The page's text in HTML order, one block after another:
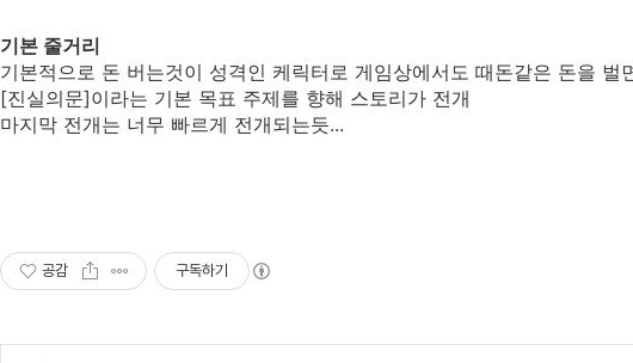
기본 줄거리
기본적으로 돈 버는것이 성격인 케릭터로 게임상에서도 때돈같은 돈을 벌
[진실의문]이라는 기본 목표 주제를 향해 스토리가 전개
마지막 전개는 너무 빠르게 전개되는듯...
공감 구독하기